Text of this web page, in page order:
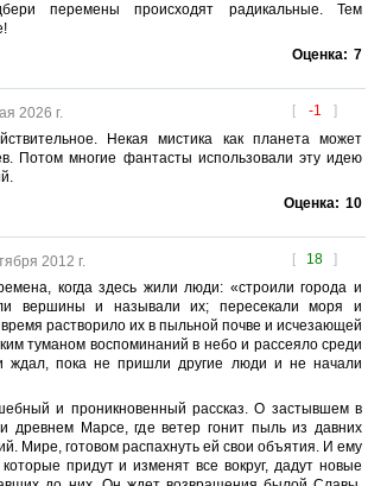
перемены происходят радикальные. Тем
Оценка: 7
[ -1 ]
2026 г.
Некая мистика как планета может
Потом многие фантасты использовали эту идею
Оценка: 10
[ 18 ]
2012 г.
когда здесь жили люди: «строили города и
вершины и называли их; пересекали моря и
растворило их в пыльной почве и исчезающей
туманом воспоминаний в небо и рассеяло среди
пока не пришли другие люди и не начали
и проникновенный рассказ. О застывшем в
древнем Марсе, где ветер гонит пыль из давних
Мире, готовом распахнуть ей свои объятия. И ему
придут и изменят все вокруг, дадут новые